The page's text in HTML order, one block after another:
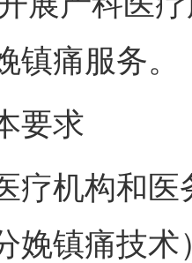
镇痛服务。
求
机构和医
娩镇痛技